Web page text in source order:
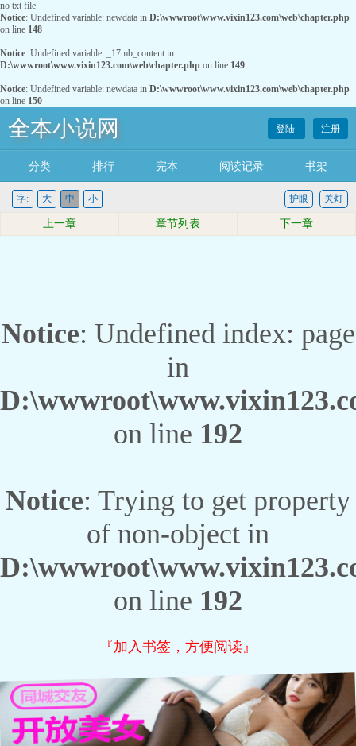
no txt file
Notice: Undefined variable: newdata in D:\wwwroot\www.vixin123.com\web\chapter.php
on line 148
Notice: Undefined variable: _17mb_content in
D:\wwwroot\www.vixin123.com\web\chapter.php on line 149
Notice: Undefined variable: newdata in D:\wwwroot\www.vixin123.com\web\chapter.php
on line 150
全本小说网 登陆 注册
分类 排行 完本 阅读记录 书架
字: 大 中 小 关灯
护眼
上一章 章节列表 下一章
Notice: Undefined index: page
in
on line 192
Notice: Trying to get property
of non-object in
on line 192
『加入书签，方便阅读』